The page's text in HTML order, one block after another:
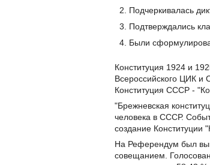
Подчеркивалась
Подтверждались
Были
Конституция 1924 и
Всероссийского ЦИК и
Конституция СССР -
"Брежневская
человека в СССР.
создание Конституции
На Референдум был
совещанием.